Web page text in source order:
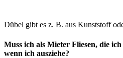
Dübel gibt es z. B. aus Kunststoff
Muss ich als Mieter Fliesen, die
wenn ich ausziehe?